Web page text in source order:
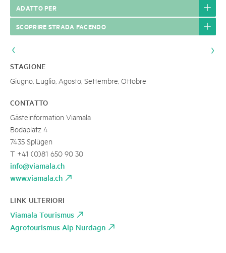
ADATTO PER
SCOPRIRE STRADA FACENDO
STAGIONE
Giugno, Luglio, Agosto, Settembre, Ottobre
CONTATTO
Gästeinformation Viamala
Bodaplatz 4
7435 Splügen
T +41 (0)81 650 90 30
info@viamala.ch
www.viamala.ch
LINK ULTERIORI
Viamala Tourismus
Agrotourismus Alp Nurdagn